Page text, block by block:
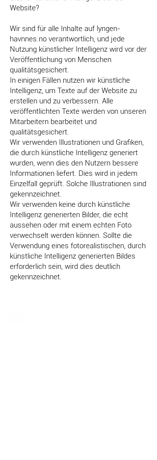
Website?
Wir sind für alle Inhalte auf lyngen-
havnnes.no verantwortlich, und jede
Nutzung künstlicher Intelligenz wird vor der
Veröffentlichung von Menschen
qualitätsgesichert.
In einigen Fällen nutzen wir künstliche
Intelligenz, um Texte auf der Website zu
erstellen und zu verbessern. Alle
veröffentlichten Texte werden von unseren
Mitarbeitern bearbeitet und
qualitätsgesichert.
Wir verwenden Illustrationen und Grafiken,
die durch künstliche Intelligenz generiert
wurden, wenn dies den Nutzern bessere
Informationen liefert. Dies wird in jedem
Einzelfall geprüft. Solche Illustrationen sind
gekennzeichnet.
Wir verwenden keine durch künstliche
Intelligenz generierten Bilder, die echt
aussehen oder mit einem echten Foto
verwechselt werden können. Sollte die
Verwendung eines fotorealistischen, durch
künstliche Intelligenz generierten Bildes
erforderlich sein, wird dies deutlich
gekennzeichnet.